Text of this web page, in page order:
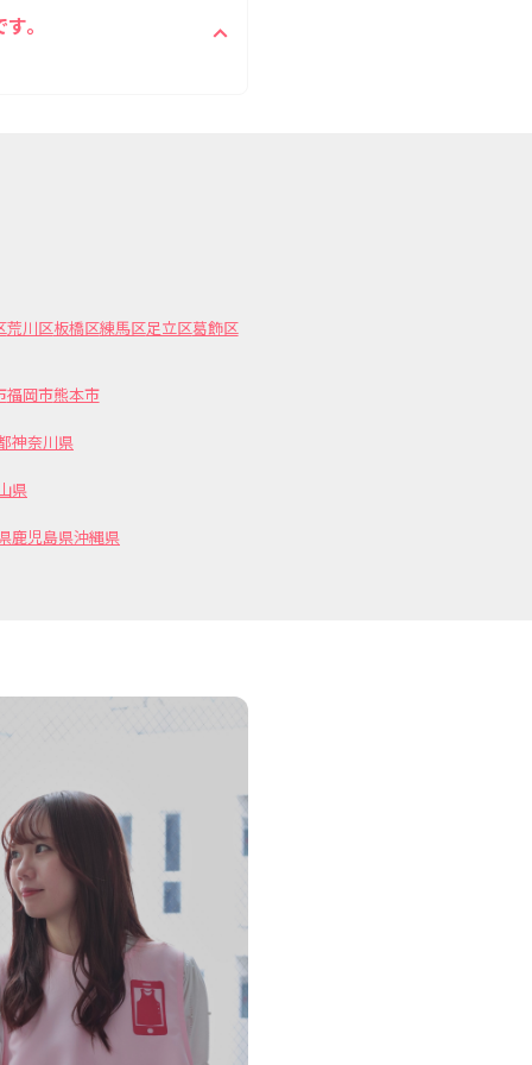
。
荒川区板橋区練馬区足立区葛飾区
福岡市熊本市
神奈川県
県
鹿児島県沖縄県